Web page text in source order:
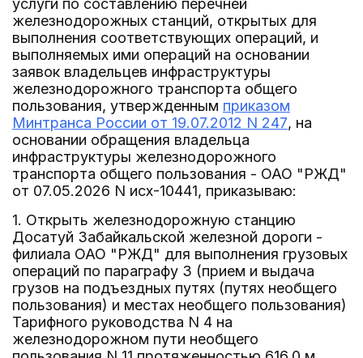
услуги по составлению перечней
железнодорожных станций, открытых для
выполнения соответствующих операций, и
выполняемых ими операций на основании
заявок владельцев инфраструктуры
железнодорожного транспорта общего
пользования, утвержденным приказом
Минтранса России от 19.07.2012 N 247, на
основании обращения владельца
инфраструктуры железнодорожного
транспорта общего пользования - ОАО "РЖД"
от 07.05.2026 N исх-10441, приказываю:
1. Открыть железнодорожную станцию
Досатуй Забайкальской железной дороги -
филиала ОАО "РЖД" для выполнения грузовых
операций по параграфу 3 (прием и выдача
грузов на подъездных путях (путях необщего
пользования) и местах необщего пользования)
Тарифного руководства N 4 на
железнодорожном пути необщего